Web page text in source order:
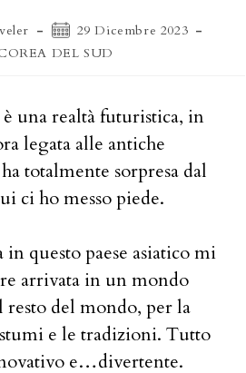
Articolo
pubblicato:
29 Dicembre 2023
DEL SUD
è una realtà futuristica, in
legata alle antiche
totalmente sorpresa dal
ci ho messo piede.
questo paese asiatico mi
arrivata in un mondo
resto del mondo, per la
e le tradizioni. Tutto
e…divertente.